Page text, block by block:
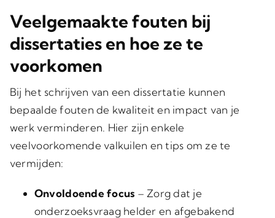
Veelgemaakte fouten bij
dissertaties en hoe ze te
voorkomen
Bij het schrijven van een dissertatie kunnen
bepaalde fouten de kwaliteit en impact van je
werk verminderen. Hier zijn enkele
veelvoorkomende valkuilen en tips om ze te
vermijden:
Onvoldoende focus – Zorg dat je
onderzoeksvraag helder en afgebakend